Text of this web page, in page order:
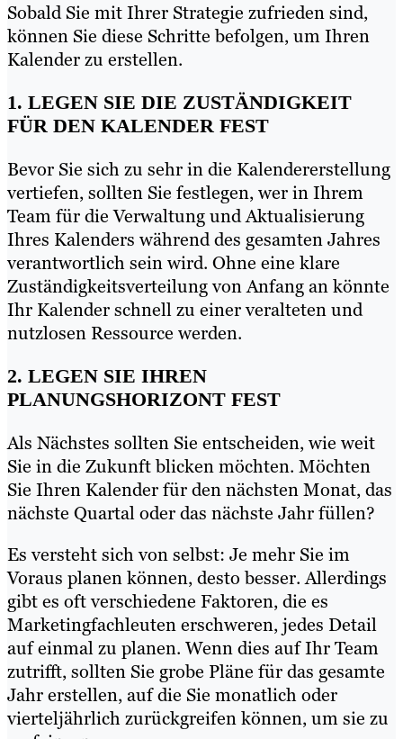
Sobald Sie mit Ihrer Strategie zufrieden sind,
können Sie diese Schritte befolgen, um Ihren
Kalender zu erstellen.
1. LEGEN SIE DIE ZUSTÄNDIGKEIT
FÜR DEN KALENDER FEST
Bevor Sie sich zu sehr in die Kalendererstellung
vertiefen, sollten Sie festlegen, wer in Ihrem
Team für die Verwaltung und Aktualisierung
Ihres Kalenders während des gesamten Jahres
verantwortlich sein wird. Ohne eine klare
Zuständigkeitsverteilung von Anfang an könnte
Ihr Kalender schnell zu einer veralteten und
nutzlosen Ressource werden.
2. LEGEN SIE IHREN
PLANUNGSHORIZONT FEST
Als Nächstes sollten Sie entscheiden, wie weit
Sie in die Zukunft blicken möchten. Möchten
Sie Ihren Kalender für den nächsten Monat, das
nächste Quartal oder das nächste Jahr füllen?
Es versteht sich von selbst: Je mehr Sie im
Voraus planen können, desto besser. Allerdings
gibt es oft verschiedene Faktoren, die es
Marketingfachleuten erschweren, jedes Detail
auf einmal zu planen. Wenn dies auf Ihr Team
zutrifft, sollten Sie grobe Pläne für das gesamte
Jahr erstellen, auf die Sie monatlich oder
vierteljährlich zurückgreifen können, um sie zu